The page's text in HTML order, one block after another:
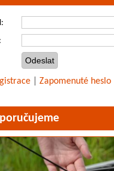
Zapomenuté heslo